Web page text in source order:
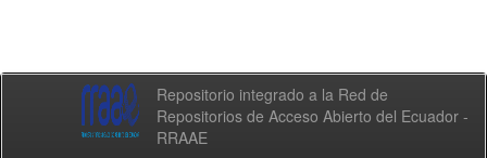
Repositorio integrado a la Red de
Repositorios de Acceso Abierto del Ecuador -
RRAAE